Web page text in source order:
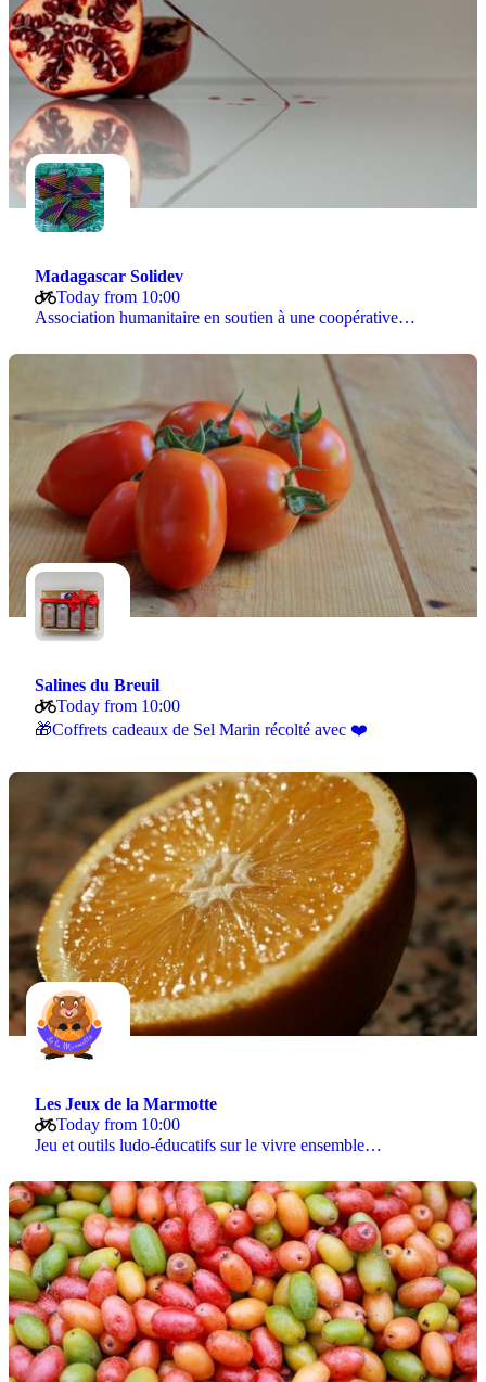
Madagascar Solidev
Today from 10:00
Association humanitaire en soutien à une coopérative…
Salines du Breuil
Today from 10:00
🎁Coffrets cadeaux de Sel Marin récolté avec ❤️
Les Jeux de la Marmotte
Today from 10:00
Jeu et outils ludo-éducatifs sur le vivre ensemble…